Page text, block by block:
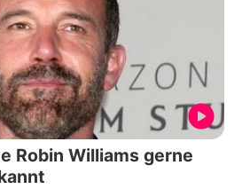
Robin Williams gerne